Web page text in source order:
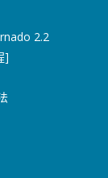
2.2
]